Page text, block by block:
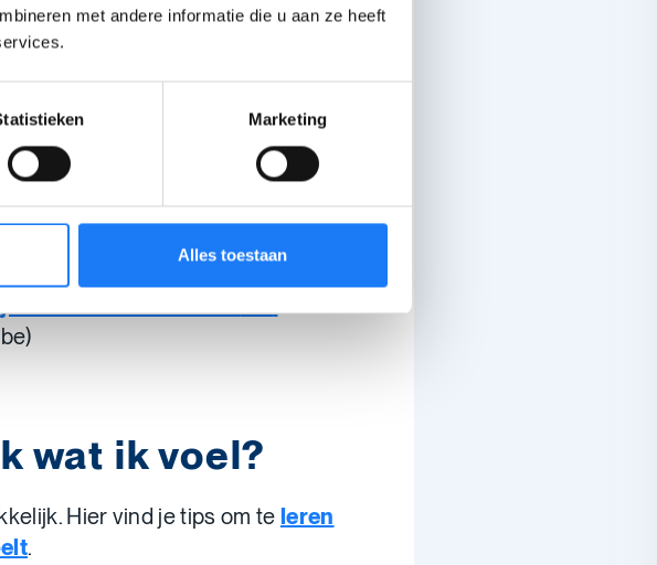
met andere informatie die u aan ze heeft
Marketing
Alles toestaan
is dat je wel
die je hebt. Zo kan jouw roze bril
donkere bril iets lichter.
beter te voelen voor 12-16
beter te voelen voor17+
wat ik voel?
Hier vind je tips om te leren
.